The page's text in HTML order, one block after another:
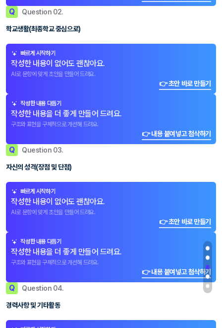
Q Question 02.
학교생활(최종학교 중심으로)
빠르게 시작하기
작성한 내용이 없어도 괜찮아요.
AI로 문항에 맞게 초안을 만들어 드려요.
👉 초안 바로 만들기
작성한 내용 다듬기
작성한 내용을 더 좋게 만들어 드려요.
구조와 표현을 구체적으로 개선해 드려요.
👉 내용 붙여넣고 첨삭하기
Q Question 03.
자신의 성격(장점 및 단점)
빠르게 시작하기
작성한 내용이 없어도 괜찮아요.
AI로 문항에 맞게 초안을 만들어 드려요.
👉 초안 바로 만들기
작성한 내용 다듬기
작성한 내용을 더 좋게 만들어 드려요.
구조와 표현을 구체적으로 개선해 드려요.
👉 내용 붙여넣고 첨삭하기
Q Question 04.
경력사항 및 기타활동